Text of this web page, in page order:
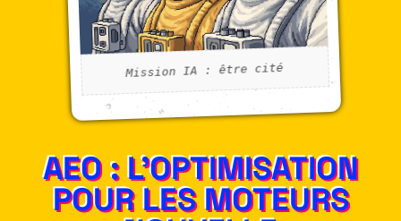
AEO : L'OPTIMISATION
POUR LES MOTEURS
Mission IA : être cité